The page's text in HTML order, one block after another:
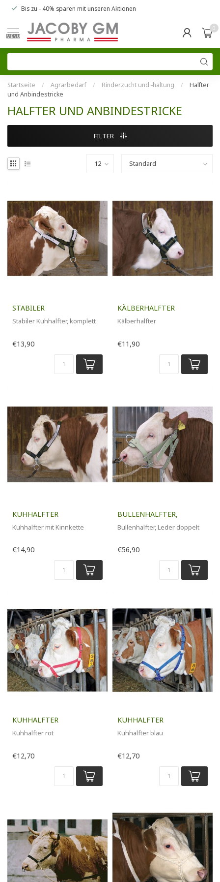
Bis zu - 40% sparen mit unseren Aktionen
MENU
0
Startseite / Agrarbedarf / Rinderzucht und -haltung /
Halfter
und Anbindestricke
HALFTER UND ANBINDESTRICKE
FILTER
STABILER
Stabiler Kuhhalfter, komplett
€13,90
KÄLBERHALFTER
Kälberhalfter
€11,90
KUHHALFTER
Kuhhalfter mit Kinnkette
€14,90
BULLENHALFTER,
Bullenhalfter, Leder doppelt
€56,90
KUHHALFTER
Kuhhalfter rot
€12,70
KUHHALFTER
Kuhhalfter blau
€12,70